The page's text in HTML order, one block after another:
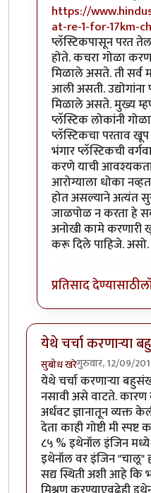
https://
at-re-1-for-17km-
प्लॅस्टिकपासून परत
होते. कचरा गोळा
मिळाले असते. ती सर्व
आली असती.
मिळाले असते. मुख्य
प्लॅस्टिक लोकांनी
प्लॅस्टिकचा परताव खूप
भंगार प्लॅस्टिकची
करणे याची आवश्यकता
आरोग्याला धोका
होत असल्याने अत्यंत
जाळपोळ न करता हे
अनोखी कामे करणारी
करू दिले पाहिजे. असो.
प्रतिसाद देण्यासाठी
येथे चर्चा करणाऱ्या
सुबोध खरेगुरुवार, 12/09/
येथे चर्चा करणाऱ्या
नसावी असे वाटते.
अर्धवट ज्ञानातून व्यक्त
देता काही गोष्टी मी
८५ % इथेनॉल इंजिन
इथेनॉल वर इंजिन "चालू"
सद्य स्थिती अशी आहे कि